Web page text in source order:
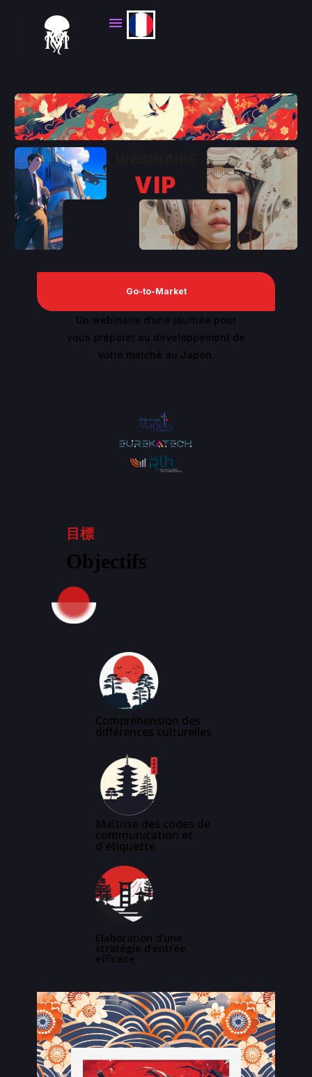
VIP
Go-to-Market
Un webinaire d’une journée pour
vous préparer au développement de
votre marché au Japon.
目標
Objectifs
Compréhension des
différences culturelles
Maîtrise des codes de
communication et
d'étiquette
Élaboration d’une
stratégie d'entrée
efficace